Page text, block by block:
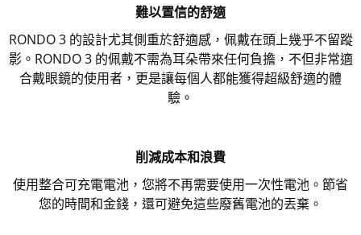
難以置信的舒適
RONDO 3 的設計尤其側重於舒適感，佩戴在頭上幾乎不留蹤
影。RONDO 3 的佩戴不需為耳朵帶來任何負擔，不但非常適
合戴眼鏡的使用者，更是讓每個人都能獲得超級舒適的體
驗。
削減成本和浪費
使用整合可充電電池，您將不再需要使用一次性電池。節省
您的時間和金錢，還可避免這些廢舊電池的丟棄。